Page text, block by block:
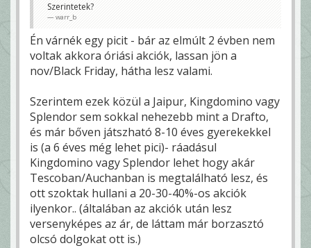
Szerintetek?
warr_b
Én várnék egy picit - bár az elmúlt 2 évben nem
voltak akkora óriási akciók, lassan jön a
nov/Black Friday, hátha lesz valami.
Szerintem ezek közül a Jaipur, Kingdomino vagy
Splendor sem sokkal nehezebb mint a Drafto,
és már bőven játszható 8-10 éves gyerekekkel
is (a 6 éves még lehet pici)- ráadásul
Kingdomino vagy Splendor lehet hogy akár
Tescoban/Auchanban is megtalálható lesz, és
ott szoktak hullani a 20-30-40%-os akciók
ilyenkor.. (általában az akciók után lesz
versenyképes az ár, de láttam már borzasztó
olcsó dolgokat ott is.)